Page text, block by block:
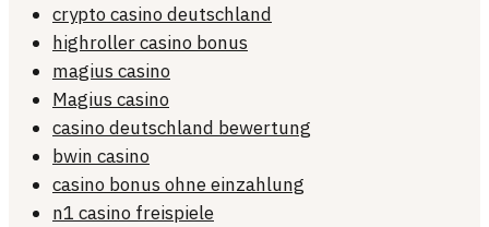
crypto casino deutschland
highroller casino bonus
magius casino
Magius casino
casino deutschland bewertung
bwin casino
casino bonus ohne einzahlung
n1 casino freispiele